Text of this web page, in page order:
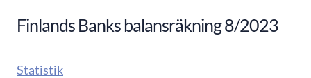
Finlands Banks balansräkning 8/2023
Statistik